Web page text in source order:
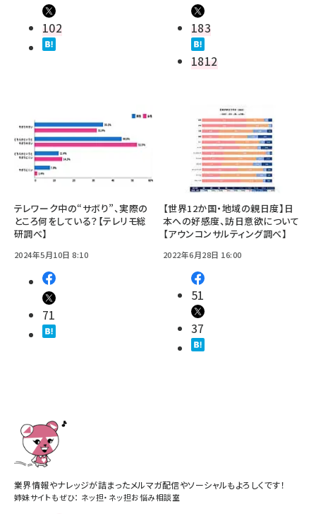
102
183
1812
テレワーク中の“サボり”、実際の
ところ何をしている？【テレリモ総
研調べ】
2024年5月10日 8:10
71
【世界12か国・地域の親日度】日
本への好感度、訪日意欲について
【アウンコンサルティング調べ】
2022年6月28日 16:00
51
37
業界情報やナレッジが詰まったメルマガ配信やソーシャルもよろしくです！
姉妹サイトもぜひ： ネッ担・ ネッ担お悩み相談室